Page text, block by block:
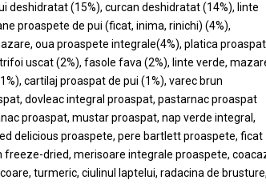
deshidratat (15%), curcan deshidratat (14%), linte
proaspete de pui (ficat, inima, rinichi) (4%),
oua proaspete integrale(4%), platica
uscat (2%), fasole fava (2%), linte verde,
cartilaj proaspat de pui (1%), varec brun
dovleac integral proaspat, pastarnac proaspat
proaspat, mustar proaspat, nap verde integral,
delicious proaspete, pere bartlett proaspete, ficat
dried, merisoare integrale proaspete,
turmeric, ciulinul laptelui, radacina de brusture,